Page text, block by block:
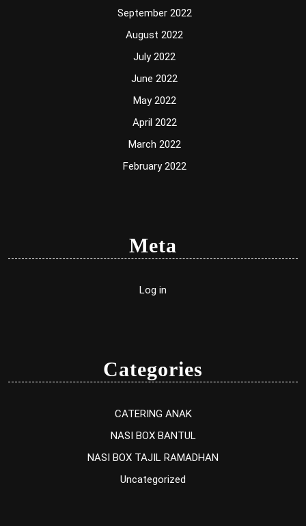
September 2022
August 2022
July 2022
June 2022
May 2022
April 2022
March 2022
February 2022
Meta
Log in
Categories
CATERING ANAK
NASI BOX BANTUL
NASI BOX TAJIL RAMADHAN
Uncategorized